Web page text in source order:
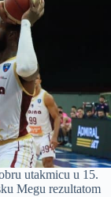
utakmicu u 15.
Megu rezultatom